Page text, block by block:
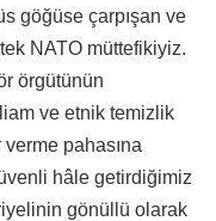
göğüse çarpışan ve
NATO müttefikiyiz.
örgütünün
ve etnik temizlik
pahasına
hâle getirdiğimiz
gönüllü olarak